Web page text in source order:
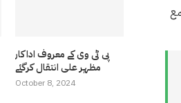
پی ٹی وی کے معروف اداکار
مظہر علی انتقال کرگئے
October 8, 2024